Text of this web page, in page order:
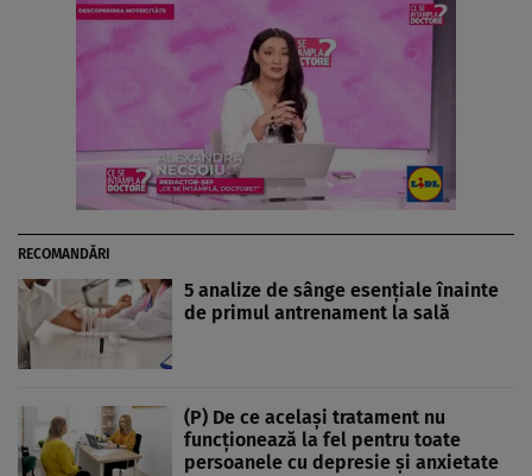
RECOMANDĂRI
5 analize de sânge esențiale înainte
de primul antrenament la sală
(P) De ce același tratament nu
funcționează la fel pentru toate
persoanele cu depresie și anxietate